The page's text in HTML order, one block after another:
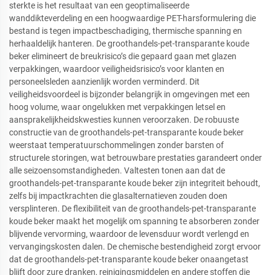
sterkte is het resultaat van een geoptimaliseerde
wanddikteverdeling en een hoogwaardige PET-harsformulering die
bestand is tegen impactbeschadiging, thermische spanning en
herhaaldelijk hanteren. De groothandels-pet-transparante koude
beker elimineert de breukrisico’s die gepaard gaan met glazen
verpakkingen, waardoor veiligheidsrisico’s voor klanten en
personeelsleden aanzienlijk worden verminderd. Dit
veiligheidsvoordeel is bijzonder belangrijk in omgevingen met een
hoog volume, waar ongelukken met verpakkingen letsel en
aansprakelijkheidskwesties kunnen veroorzaken. De robuuste
constructie van de groothandels-pet-transparante koude beker
weerstaat temperatuurschommelingen zonder barsten of
structurele storingen, wat betrouwbare prestaties garandeert onder
alle seizoensomstandigheden. Valtesten tonen aan dat de
groothandels-pet-transparante koude beker zijn integriteit behoudt,
zelfs bij impactkrachten die glasalternatieven zouden doen
versplinteren. De flexibiliteit van de groothandels-pet-transparante
koude beker maakt het mogelijk om spanning te absorberen zonder
blijvende vervorming, waardoor de levensduur wordt verlengd en
vervangingskosten dalen. De chemische bestendigheid zorgt ervoor
dat de groothandels-pet-transparante koude beker onaangetast
blijft door zure dranken, reinigingsmiddelen en andere stoffen die